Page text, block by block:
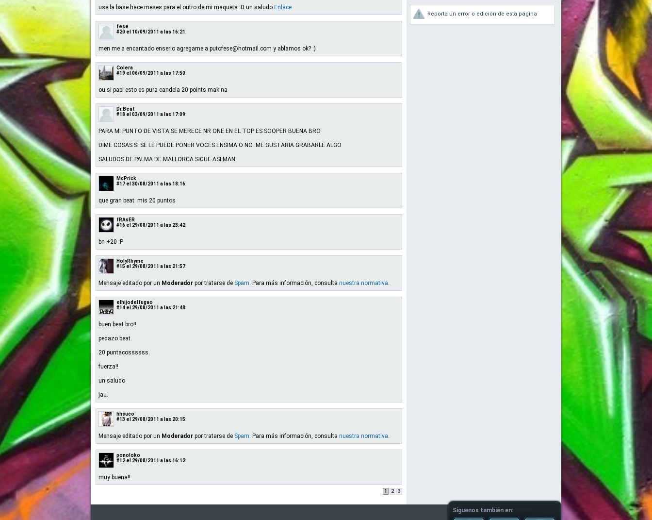
use la base hace meses para el outro de mi maqueta :D un saludo Enlace
fese
#20 el 10/09/2011 a las 16:21:
men me a encantado enserio agregame a putofese@hotmail.com y ablamos ok? :)
Colera
#19 el 06/09/2011 a las 17:50:
ou si papi esto es pura candela 20 points makina
Dr.Beat
#18 el 03/09/2011 a las 17:09:
PARA MI PUNTO DE VISTA SE MERECE NR ONE EN EL TOP ES SOOPER BUENA BRO
DIME COSAS SI SE LE PUEDE PONER VOCES ENSIMA O NO .ME GUSTARIA GRABARLE ALGO
SALUDOS DE PALMA DE MALLORCA SIGUE ASI MAN.
McPrick
#17 el 30/08/2011 a las 18:16:
que gran beat mis 20 puntos
fRAsER
#16 el 29/08/2011 a las 23:42:
bn +20 :P
HolyRhyme
#15 el 29/08/2011 a las 21:57:
Mensaje editado por un Moderador por tratarse de Spam. Para más información, consulta nuestra normativa.
elhijodelfugao
#14 el 29/08/2011 a las 21:48:
buen beat bro!!
pedazo beat.
20 puntacossssss.
fuerza!!
un saludo
jau.
hhsuco
#13 el 29/08/2011 a las 20:15:
Mensaje editado por un Moderador por tratarse de Spam. Para más información, consulta nuestra normativa.
ponoloko
#12 el 29/08/2011 a las 16:12:
muy buena!!
1 2 3
Reporta un error o edición de esta página
Síguenos también en: